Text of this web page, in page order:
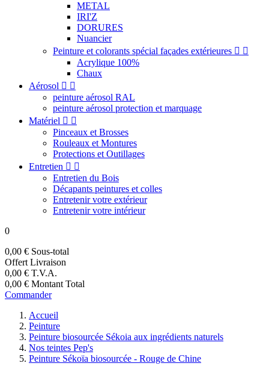
METAL
IRI'Z
DORURES
Nuancier
Peinture et colorants spécial façades extérieures  
Acrylique 100%
Chaux
Aérosol  
peinture aérosol RAL
peinture aérosol protection et marquage
Matériel  
Pinceaux et Brosses
Rouleaux et Montures
Protections et Outillages
Entretien  
Entretien du Bois
Décapants peintures et colles
Entretenir votre extérieur
Entretenir votre intérieur
0
0,00 € Sous-total
Offert Livraison
0,00 € T.V.A.
0,00 € Montant Total
Commander
Accueil
Peinture
Peinture biosourcée Sékoia aux ingrédients naturels
Nos teintes Pep's
Peinture Sékoïa biosourcée - Rouge de Chine